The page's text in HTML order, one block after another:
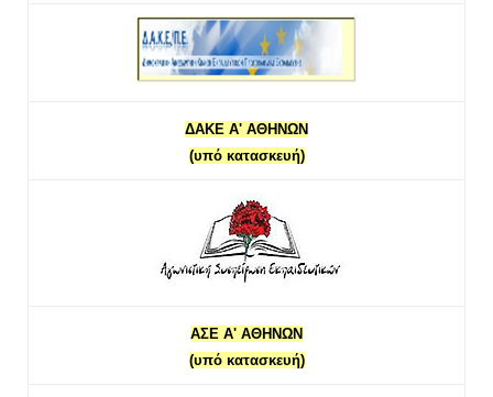
ΔΑΚΕ Α' ΑΘΗΝΩΝ
(υπό κατασκευή)
ΑΣΕ Α' ΑΘΗΝΩΝ
(υπό κατασκευή)